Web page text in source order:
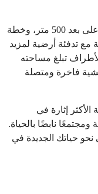
على بعد 500 متر، وخطة
مركزية مع تدفئة أرضية لمزيد
تبلغ مساحته
فاخرة ومتصلة
إثارة في
نابضًا بالحياة.
نحو حياتك الجديدة في